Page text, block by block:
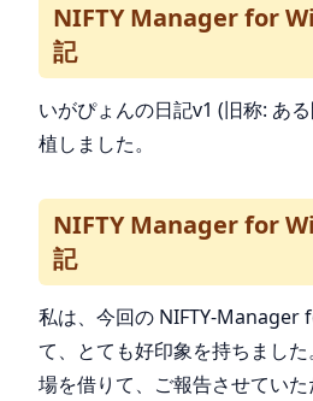
NIFTY Manager for
記
いがぴょんの日記v1 (旧称: あ
植しました。
NIFTY Manager for
記
私は、今回の NIFTY-Manager
て、とても好印象を持ちまし
場を借りて、ご報告させていた